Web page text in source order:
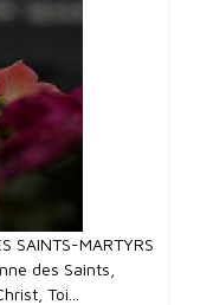
SAINTS-MARTYRS
des Saints,
Toi...